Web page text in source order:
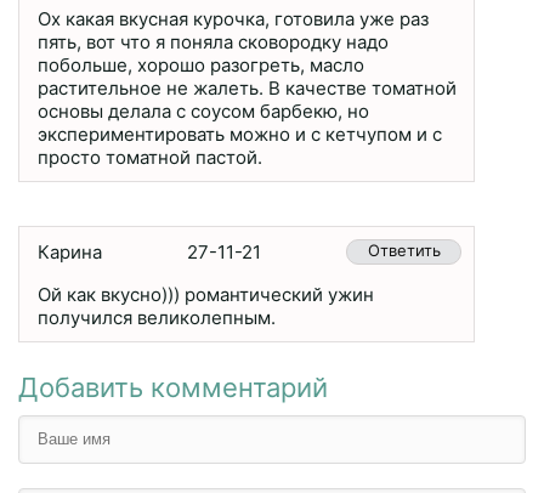
Ох какая вкусная курочка, готовила уже раз
пять, вот что я поняла сковородку надо
побольше, хорошо разогреть, масло
растительное не жалеть. В качестве томатной
основы делала с соусом барбекю, но
экспериментировать можно и с кетчупом и с
просто томатной пастой.
Карина 27-11-21 Ответить
Ой как вкусно))) романтический ужин
получился великолепным.
Добавить комментарий